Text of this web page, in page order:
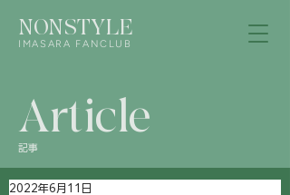
NONSTYLE
IMASARA FANCLUB
Article
記事
2022年6月11日